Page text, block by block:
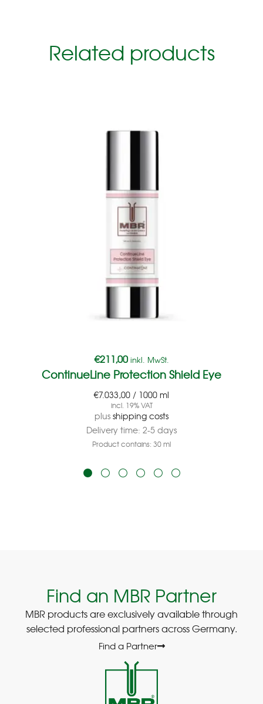
Related products
€211,00 inkl. MwSt.
ContinueLine Protection Shield Eye
€7.033,00 / 1000 ml
incl. 19% VAT
plusshipping costs
Delivery time: 2-5 days
Product contains: 30ml
Find an MBR Partner
MBR products are exclusively available through
selected professional partners across Germany.
Find a Partner